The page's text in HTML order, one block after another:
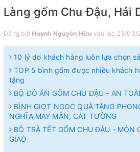
Làng gốm Chu Đậu, Hải
Đăng bởi Huynh Nguyễn Hữu vào lúc 23/03/
10 lý do khách hàng luôn lựa chọn
TOP 5 bình gốm được nhiều khách
tặng
BỘ ĐỒ ĂN GỐM CHU ĐẬU - AN
BÌNH GIỌT NGỌC QUÀ TẶNG
NGHĨA MAY MẮN, CÁT TƯỜNG
BỘ TRÀ TẾT GỐM CHU ĐẬU - MÓN
GIAO